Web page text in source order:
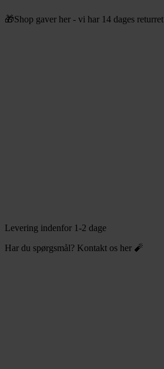
til
🎁Shop gaver her - vi har 14 dages returret
Levering indenfor 1-2 dage
Har du spørgsmål? Kontakt os her 🧨